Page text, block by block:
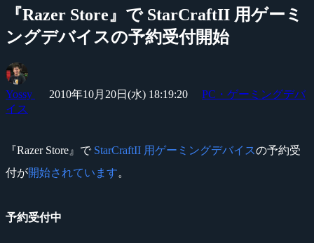
『Razer Store』で StarCraftII 用ゲーミ
ングデバイスの予約受付開始
Yossy 2010年10月20日(水) 18:19:20
PC・ゲーミングデバ
イス
『Razer Store』で StarCraftII 用ゲーミングデバイスの予約受
付が開始されています。
予約受付中